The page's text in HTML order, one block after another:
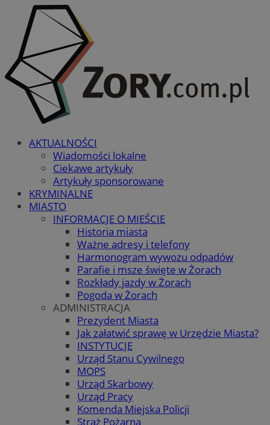
AKTUALNOŚCI
Wiadomości lokalne
Ciekawe artykuły
Artykuły sponsorowane
KRYMINALNE
MIASTO
INFORMACJE O MIEŚCIE
Historia miasta
Ważne adresy i telefony
Harmonogram wywozu odpadów
Parafie i msze święte w Żorach
Rozkłady jazdy w Żorach
Pogoda w Żorach
ADMINISTRACJA
Prezydent Miasta
Jak załatwić sprawę w Urzędzie Miasta?
INSTYTUCJE
Urząd Stanu Cywilnego
MOPS
Urząd Skarbowy
Urząd Pracy
Komenda Miejska Policji
Straż Pożarna